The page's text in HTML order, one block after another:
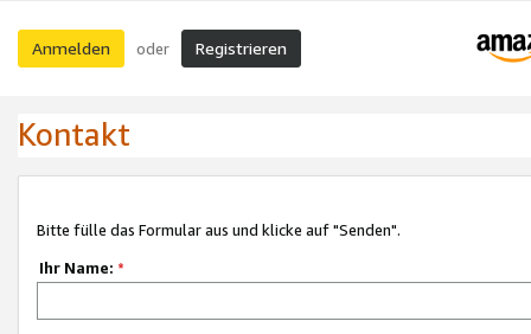
Anmelden oder Registrieren
Kontakt
Bitte fülle das Formular aus und klicke auf "Senden".
Ihr Name: *